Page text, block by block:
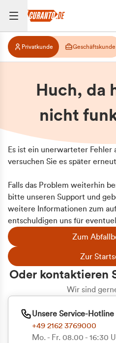
Privatkunde Geschäftskunde
Huch, da
nicht
Es ist ein unerwarteter
versuchen Sie es später
Falls das Problem weiterhin
bitte unseren Support und
weitere Informationen zum
entschuldigen uns für
Zum
Zur
Oder kontaktieren
Wir sind
Unsere Service-Hotline
+49 2162 3769000
Mo. - Fr. 08.00 - 16:30